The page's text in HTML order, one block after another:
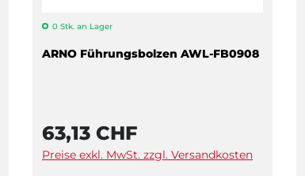
0 Stk. an Lager
ARNO Führungsbolzen AWL-FB0908
63,13 CHF
Preise exkl. MwSt. zzgl. Versandkosten